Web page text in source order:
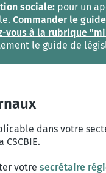
sociale: pour un
Commander le
vous à la rubrique
le guide de
dans votre
votre secrétaire